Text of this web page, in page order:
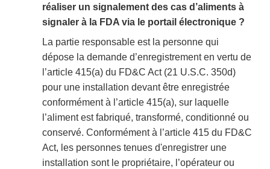
réaliser un signalement des cas d’aliments à
signaler à la FDA via le portail électronique ?
La partie responsable est la personne qui
dépose la demande d’enregistrement en vertu de
l’article 415(a) du FD&C Act (21 U.S.C. 350d)
pour une installation devant être enregistrée
conformément à l’article 415(a), sur laquelle
l’aliment est fabriqué, transformé, conditionné ou
conservé. Conformément à l’article 415 du FD&C
Act, les personnes tenues d'enregistrer une
installation sont le propriétaire, l’opérateur ou